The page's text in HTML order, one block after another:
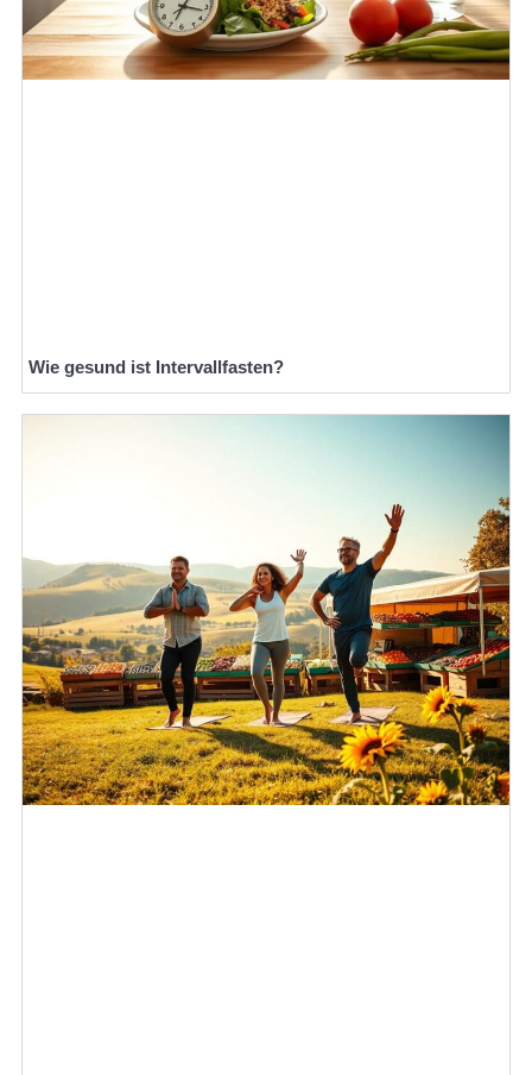
Wie gesund ist Intervallfasten?